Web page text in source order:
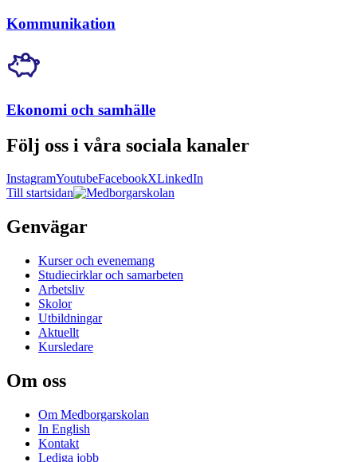
Kommunikation
Ekonomi och samhälle
Följ oss i våra sociala kanaler
InstagramYoutubeFacebookXLinkedIn
Till startsidan
Genvägar
Kurser och evenemang
Studiecirklar och samarbeten
Arbetsliv
Skolor
Utbildningar
Aktuellt
Kursledare
Om oss
Om Medborgarskolan
In English
Kontakt
Lediga jobb